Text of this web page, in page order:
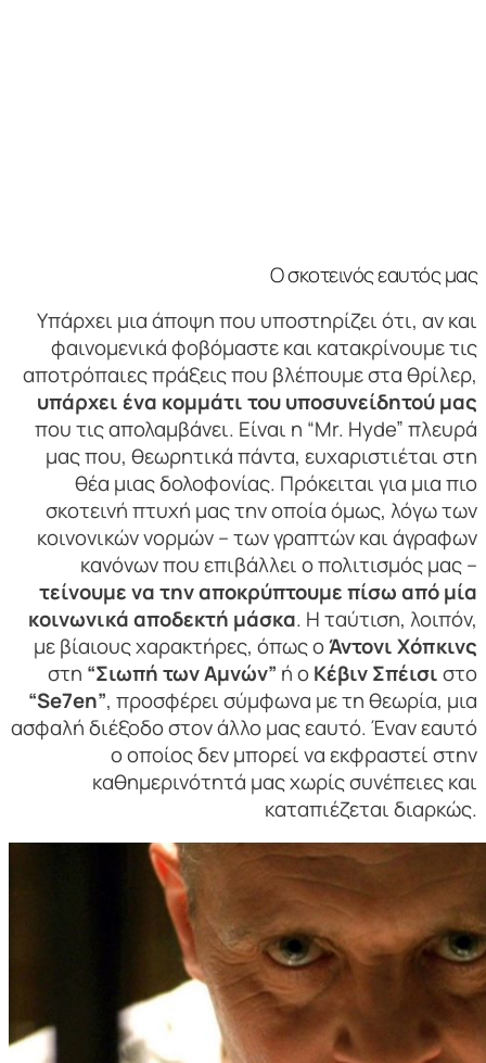
Ο σκοτεινός εαυτός μας
Υπάρχει μια άποψη που υποστηρίζει ότι, αν και
φαινομενικά φοβόμαστε και κατακρίνουμε τις
αποτρόπαιες πράξεις που βλέπουμε στα θρίλερ,
υπάρχει ένα κομμάτι του υποσυνείδητού μας
που τις απολαμβάνει. Είναι η “Mr. Hyde” πλευρά
μας που, θεωρητικά πάντα, ευχαριστιέται στη
θέα μιας δολοφονίας. Πρόκειται για μια πιο
σκοτεινή πτυχή μας την οποία όμως, λόγω των
κοινονικών νορμών – των γραπτών και άγραφων
κανόνων που επιβάλλει ο πολιτισμός μας –
τείνουμε να την αποκρύπτουμε πίσω από μία
κοινωνικά αποδεκτή μάσκα. Η ταύτιση, λοιπόν,
με βίαιους χαρακτήρες, όπως οΆντονι Χόπκινς
στη “Σιωπή των Αμνών” ή οΚέβιν Σπέισιστο
“Se7en”, προσφέρει σύμφωνα με τη θεωρία, μια
ασφαλή διέξοδο στον άλλο μας εαυτό. Έναν εαυτό
ο οποίος δεν μπορεί να εκφραστεί στην
καθημερινότητά μας χωρίς συνέπειες και
καταπιέζεται διαρκώς.